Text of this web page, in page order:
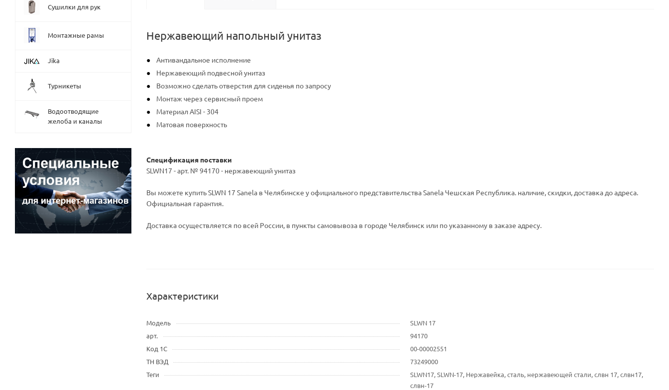
Нержавеющий напольный унитаз
Антивандальное исполнение
Нержавеющий подвесной унитаз
Возможно сделать отверстия для сиденья по запросу
Монтаж через сервисный проем
Материал AISI - 304
Матовая поверхность
Спецификация поставки
SLWN17 - арт. № 94170 - нержавеющий унитаз
Вы можете купить SLWN 17 Sanela в Челябинске у официального представительства Sanela Чешская Республика. наличие, скидки, доставка до адреса.
Официальная гарантия.
Доставка осуществляется по всей России, в пункты самовывоза в городе Челябинск или по указанному в заказе адресу.
Характеристики
Модель
SLWN 17
арт.
94170
Код 1С
00-00002551
ТН ВЭД
73249000
Теги
SLWN17, SLWN-17, Нержавейка, сталь, нержавеющей стали, слвн 17, слвн17,
слвн-17
Сушилки для рук
Монтажные рамы
Jika
Турникеты
Водоотводящие
желоба и каналы